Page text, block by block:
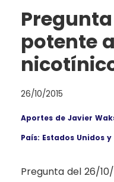
potente
26/10/2015
Aportes de Javier
País: Estados Unidos
Pregunta del 26/